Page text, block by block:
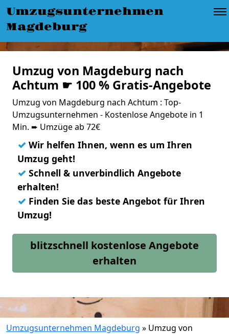
Umzugsunternehmen
Magdeburg
Umzug von Magdeburg nach
Achtum ☛ 100 % Gratis-Angebote
Umzug von Magdeburg nach Achtum : Top-
Umzugsunternehmen - Kostenlose Angebote in 1
Min. ➨ Umzüge ab 72€
✓ Wir helfen Ihnen, wenn es um Ihren
Umzug geht!
✓ Schnell & unverbindlich Angebote
erhalten!
✓ Finden Sie das beste Angebot für Ihren
Umzug!
blitzschnell kostenlose Angebote
erhalten
Umzugsunternehmen Magdeburg » Umzug von